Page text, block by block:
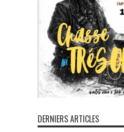
DERNIERS ARTICLES